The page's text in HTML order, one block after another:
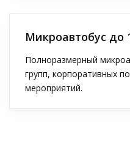
Микроавтобус до
Полноразмерный
групп, корпоративных
мероприятий.